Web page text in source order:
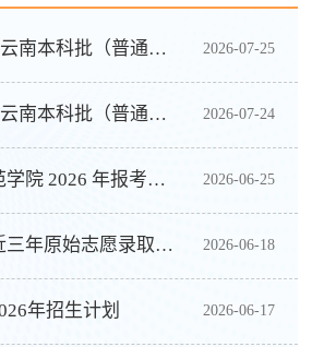
普通类）征集志愿录取完成 2026-07-25
批（普通类）录取1415人 2026-07-24
年报考指南正式发布 2026-06-25
原始志愿录取分数线 2026-06-18
年招生计划 2026-06-17